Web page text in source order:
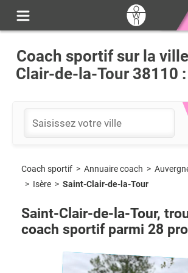
Coach sportif sur la
Clair-de-la-Tour 38110
Coach sportif > Annuaire coach >
> Isère > Saint-Clair-de-la-Tour
Saint-Clair-de-la-Tour,
coach sportif parmi 28